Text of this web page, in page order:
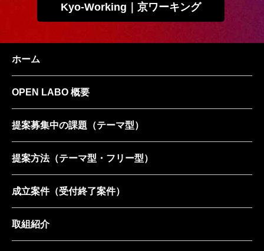
Kyo-Working｜京ワーキング
ホーム
OPEN LABO 概要
提案募集中の課題 （テーマ型）
提案方法（テーマ型・フリー型）
成立案件（受付終了案件）
取組紹介